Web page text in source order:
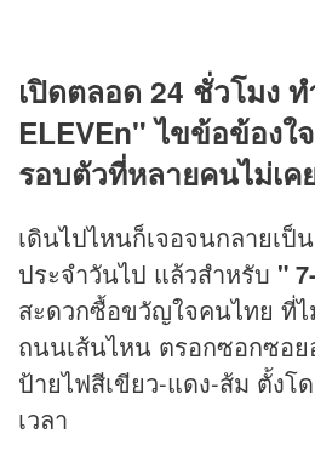
เปิดตลอด 24 ชั่วโมง
ELEVEn" ไขข้อข้องใ
รอบตัวที่หลายคนไม่เค
เดินไปไหนก็เจอจนกลายเ
ประจำวันไป แล้วสำหรับ "
สะดวกซื้อขวัญใจคนไทย ที่ไ
ถนนเส้นไหน ตรอกซอกซอย
ป้ายไฟสีเขียว-แดง-ส้ม ตั้งโ
เวลา